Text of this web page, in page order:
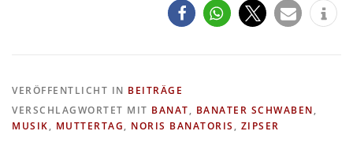
VERÖFFENTLICHT IN BEITRÄGE
VERSCHLAGWORTET MIT BANAT, BANATER SCHWABEN,
MUSIK, MUTTERTAG, NORIS BANATORIS , ZIPSER